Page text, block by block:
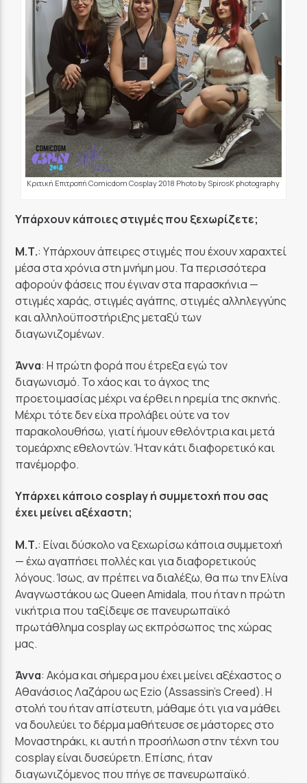
Κριτική Επιτροπή Comicdom Cosplay 2018 Photo by SpirosK photography
Υπάρχουν κάποιες στιγμές που ξεχωρίζετε;
Μ.Τ.: Υπάρχουν άπειρες στιγμές που έχουν χαραχτεί
μέσα στα χρόνια στη μνήμη μου. Τα περισσότερα
αφορούν φάσεις που έγιναν στα παρασκήνια —
στιγμές χαράς, στιγμές αγάπης, στιγμές αλληλεγγύης
και αλληλοϋποστήριξης μεταξύ των
διαγωνιζομένων.
Άννα: Η πρώτη φορά που έτρεξα εγώ τον
διαγωνισμό. Το χάος και το άγχος της
προετοιμασίας μέχρι να έρθει η ηρεμία της σκηνής.
Μέχρι τότε δεν είχα προλάβει ούτε να τον
παρακολουθήσω, γιατί ήμουν εθελόντρια και μετά
τομεάρχης εθελοντών. Ήταν κάτι διαφορετικό και
πανέμορφο.
Υπάρχει κάποιο cosplay ή συμμετοχή που σας
έχει μείνει αξέχαστη;
Μ.Τ.: Είναι δύσκολο να ξεχωρίσω κάποια συμμετοχή
— έχω αγαπήσει πολλές και για διαφορετικούς
λόγους. Ίσως, αν πρέπει να διαλέξω, θα πω την Ελίνα
Αναγνωστάκου ως Queen Amidala, που ήταν η πρώτη
νικήτρια που ταξίδεψε σε πανευρωπαϊκό
πρωτάθλημα cosplay ως εκπρόσωπος της χώρας
μας.
Άννα: Ακόμα και σήμερα μου έχει μείνει αξέχαστος ο
Αθανάσιος Λαζάρου ως Ezio (Assassin’s Creed). Η
στολή του ήταν απίστευτη, μάθαμε ότι για να μάθει
να δουλεύει το δέρμα μαθήτευσε σε μάστορες στο
Μοναστηράκι, κι αυτή η προσήλωση στην τέχνη του
cosplay είναι δυσεύρετη. Επίσης, ήταν
διαγωνιζόμενος που πήγε σε πανευρωπαϊκό.